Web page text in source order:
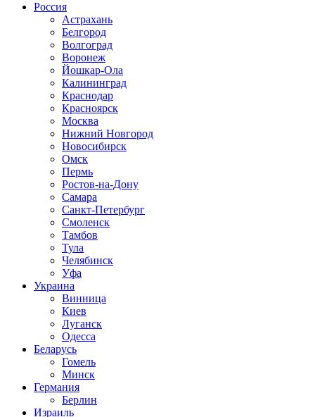
Россия
Астрахань
Белгород
Волгоград
Воронеж
Йошкар-Ола
Калининград
Краснодар
Красноярск
Москва
Нижний Новгород
Новосибирск
Омск
Пермь
Ростов-на-Дону
Самара
Санкт-Петербург
Смоленск
Тамбов
Тула
Челябинск
Уфа
Украина
Винница
Киев
Луганск
Одесса
Беларусь
Гомель
Минск
Германия
Берлин
Израиль